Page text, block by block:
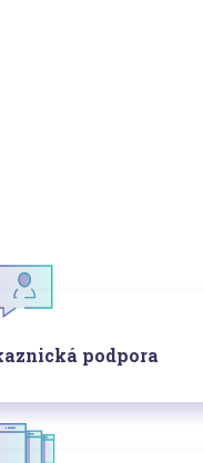
podpora